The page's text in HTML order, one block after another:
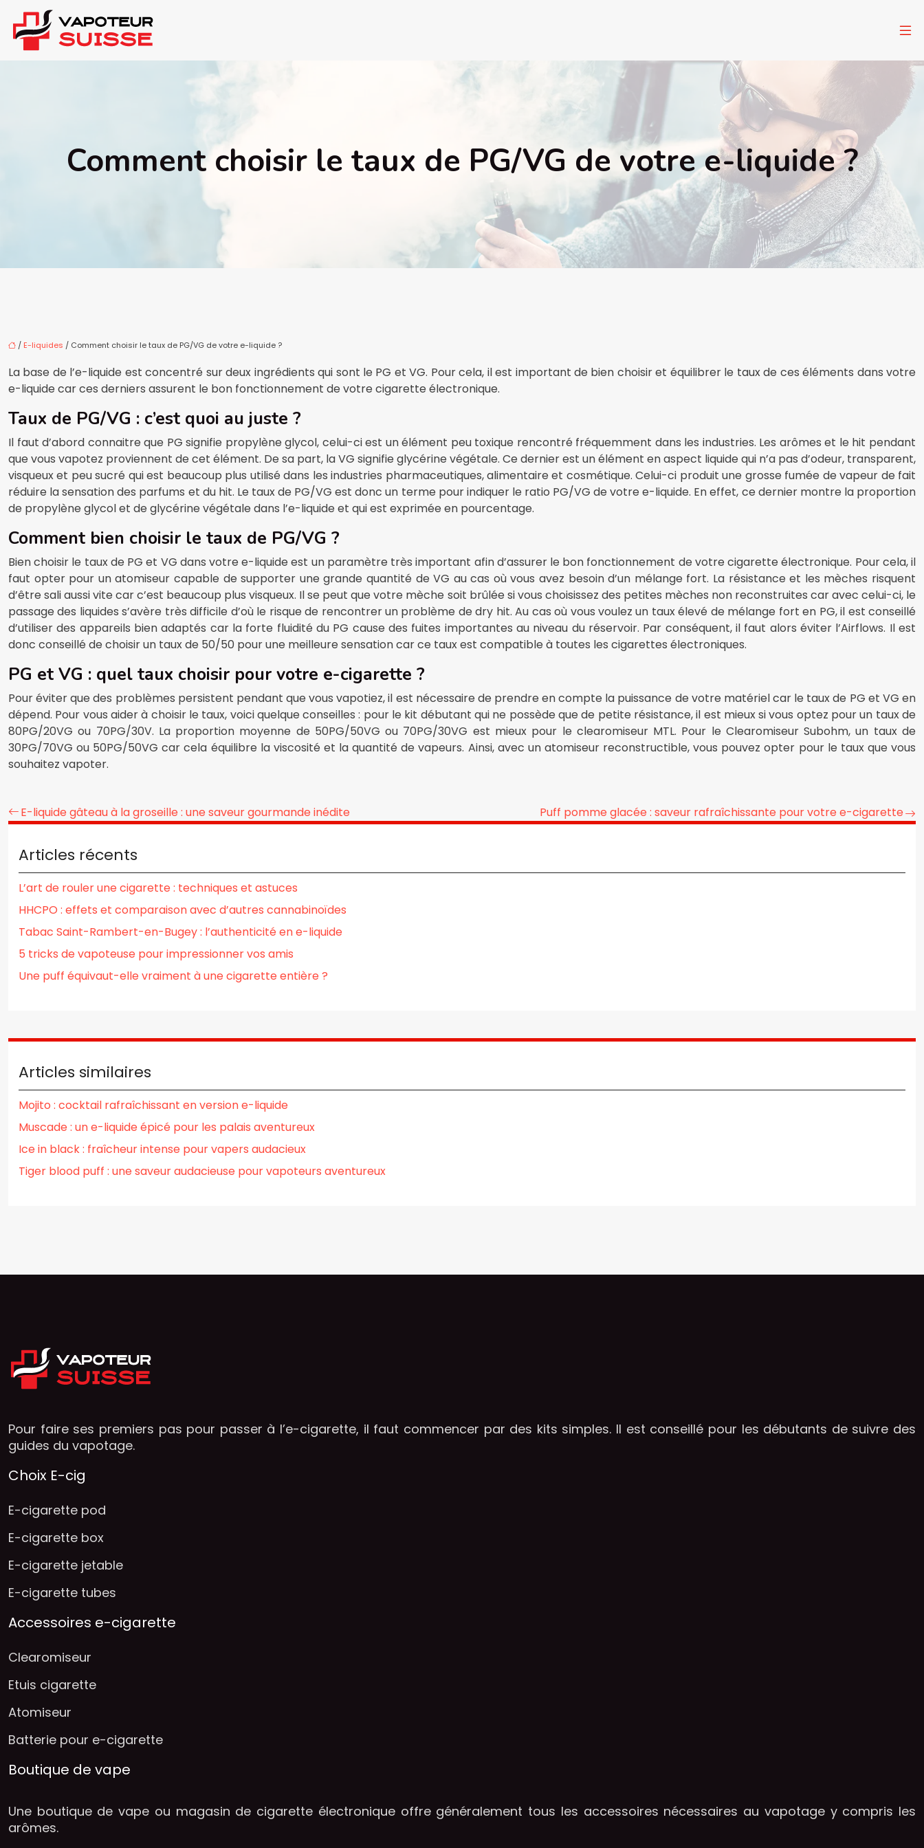
Comment choisir le taux de PG/VG de votre e-liquide ?
/ E-liquides / Comment choisir le taux de PG/VG de votre e-liquide ?
La base de l’e-liquide est concentré sur deux ingrédients qui sont le PG et VG. Pour cela, il est important de bien choisir et équilibrer le taux de ces éléments dans votre
e-liquide car ces derniers assurent le bon fonctionnement de votre cigarette électronique.
Taux de PG/VG : c’est quoi au juste ?
Il faut d’abord connaitre que PG signifie propylène glycol, celui-ci est un élément peu toxique rencontré fréquemment dans les industries. Les arômes et le hit pendant
que vous vapotez proviennent de cet élément. De sa part, la VG signifie glycérine végétale. Ce dernier est un élément en aspect liquide qui n’a pas d’odeur, transparent,
visqueux et peu sucré qui est beaucoup plus utilisé dans les industries pharmaceutiques, alimentaire et cosmétique. Celui-ci produit une grosse fumée de vapeur de fait
réduire la sensation des parfums et du hit. Le taux de PG/VG est donc un terme pour indiquer le ratio PG/VG de votre e-liquide. En effet, ce dernier montre la proportion
de propylène glycol et de glycérine végétale dans l’e-liquide et qui est exprimée en pourcentage.
Comment bien choisir le taux de PG/VG ?
Bien choisir le taux de PG et VG dans votre e-liquide est un paramètre très important afin d’assurer le bon fonctionnement de votre cigarette électronique. Pour cela, il
faut opter pour un atomiseur capable de supporter une grande quantité de VG au cas où vous avez besoin d’un mélange fort. La résistance et les mèches risquent
d’être sali aussi vite car c’est beaucoup plus visqueux. Il se peut que votre mèche soit brûlée si vous choisissez des petites mèches non reconstruites car avec celui-ci, le
passage des liquides s’avère très difficile d’où le risque de rencontrer un problème de dry hit. Au cas où vous voulez un taux élevé de mélange fort en PG, il est conseillé
d’utiliser des appareils bien adaptés car la forte fluidité du PG cause des fuites importantes au niveau du réservoir. Par conséquent, il faut alors éviter l’Airflows. Il est
donc conseillé de choisir un taux de 50/50 pour une meilleure sensation car ce taux est compatible à toutes les cigarettes électroniques.
PG et VG : quel taux choisir pour votre e-cigarette ?
Pour éviter que des problèmes persistent pendant que vous vapotiez, il est nécessaire de prendre en compte la puissance de votre matériel car le taux de PG et VG en
dépend. Pour vous aider à choisir le taux, voici quelque conseilles : pour le kit débutant qui ne possède que de petite résistance, il est mieux si vous optez pour un taux de
80PG/20VG ou 70PG/30V. La proportion moyenne de 50PG/50VG ou 70PG/30VG est mieux pour le clearomiseur MTL. Pour le Clearomiseur Subohm, un taux de
30PG/70VG ou 50PG/50VG car cela équilibre la viscosité et la quantité de vapeurs. Ainsi, avec un atomiseur reconstructible, vous pouvez opter pour le taux que vous
souhaitez vapoter.
E-liquide gâteau à la groseille : une saveur gourmande inédite Puff pomme glacée : saveur rafraîchissante pour votre e-cigarette
Articles récents
L’art de rouler une cigarette : techniques et astuces
HHCPO : effets et comparaison avec d’autres cannabinoïdes
Tabac Saint-Rambert-en-Bugey : l’authenticité en e-liquide
5 tricks de vapoteuse pour impressionner vos amis
Une puff équivaut-elle vraiment à une cigarette entière ?
Articles similaires
Mojito : cocktail rafraîchissant en version e-liquide
Muscade : un e-liquide épicé pour les palais aventureux
Ice in black : fraîcheur intense pour vapers audacieux
Tiger blood puff : une saveur audacieuse pour vapoteurs aventureux
Pour faire ses premiers pas pour passer à l’e-cigarette, il faut commencer par des kits simples. Il est conseillé pour les débutants de suivre des
guides du vapotage.
Choix E-cig
E-cigarette pod
E-cigarette box
E-cigarette jetable
E-cigarette tubes
Accessoires e-cigarette
Clearomiseur
Etuis cigarette
Atomiseur
Batterie pour e-cigarette
Boutique de vape
Une boutique de vape ou magasin de cigarette électronique offre généralement tous les accessoires nécessaires au vapotage y compris les
arômes.